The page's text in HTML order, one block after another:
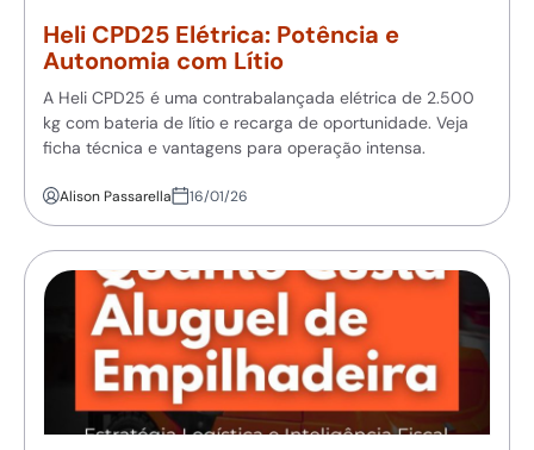
Heli CPD25 Elétrica: Potência e
Autonomia com Lítio
A Heli CPD25 é uma contrabalançada elétrica de 2.500
kg com bateria de lítio e recarga de oportunidade. Veja
ficha técnica e vantagens para operação intensa.
Alison Passarella 16/01/26